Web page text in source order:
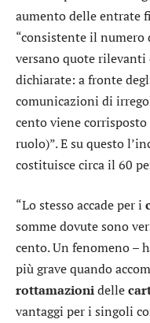
aumento delle entrate
“consistente il numero
versano quote
dichiarate: a fronte
comunicazioni di
cento viene
ruolo)”. E su questo
costituisce circa il 60
“Lo stesso accade per i
somme dovute sono
cento. Un fenomeno –
più grave quando
rottamazionidelle
vantaggi per i singoli